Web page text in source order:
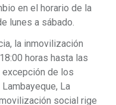
en el horario de la
lunes a sábado.
la inmovilización
horas hasta las
excepción de los
La
social rige